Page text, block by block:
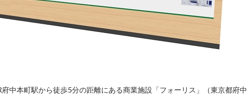
中本町駅から徒歩5分の距離にある商業施設「フォーリス」（東京都府中